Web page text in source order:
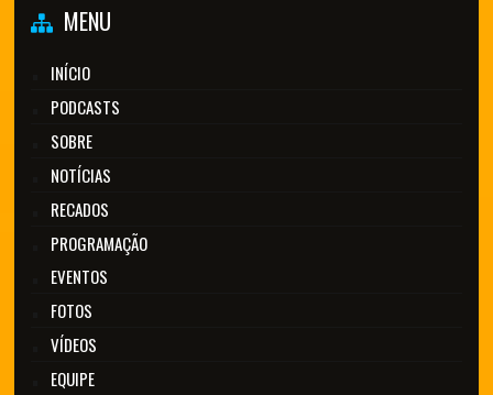
MENU
INÍCIO
PODCASTS
SOBRE
NOTÍCIAS
RECADOS
PROGRAMAÇÃO
EVENTOS
FOTOS
VÍDEOS
EQUIPE